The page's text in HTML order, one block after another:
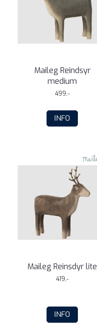
Maileg Reindsyr
medium
499,-
INFO
Maileg Reinsdyr lite
419,-
INFO